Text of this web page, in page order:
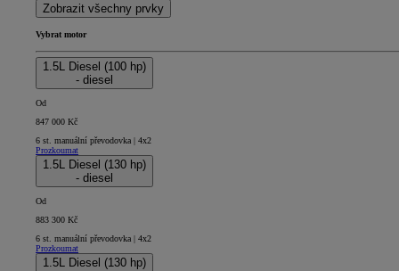
Zobrazit všechny prvky
Vybrat motor
1.5L Diesel (100 hp)
- diesel
Od
847 000 Kč
6 st. manuální převodovka | 4x2
Prozkoumat
1.5L Diesel (130 hp)
- diesel
Od
883 300 Kč
6 st. manuální převodovka | 4x2
Prozkoumat
1.5L Diesel (130 hp)